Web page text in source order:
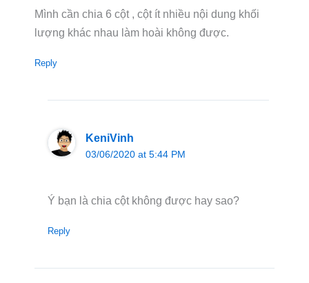
Mình cần chia 6 cột , cột ít nhiều nội dung khối
lượng khác nhau làm hoài không được.
Reply
KeniVinh
03/06/2020 at 5:44 PM
Ý bạn là chia cột không được hay sao?
Reply